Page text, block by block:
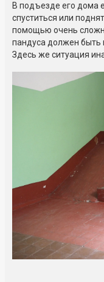
В подъезде его дома
спуститься или
помощью очень
пандуса должен быть
Здесь же ситуация